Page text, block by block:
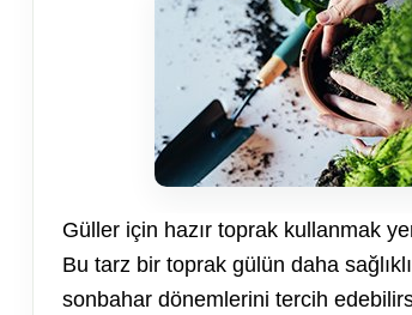
Güller için hazır toprak kullanmak
Bu tarz bir toprak gülün daha
sonbahar dönemlerini tercih